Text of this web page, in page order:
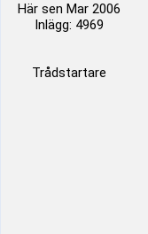
Här sen Mar 2006
Inlägg: 4969
Trådstartare